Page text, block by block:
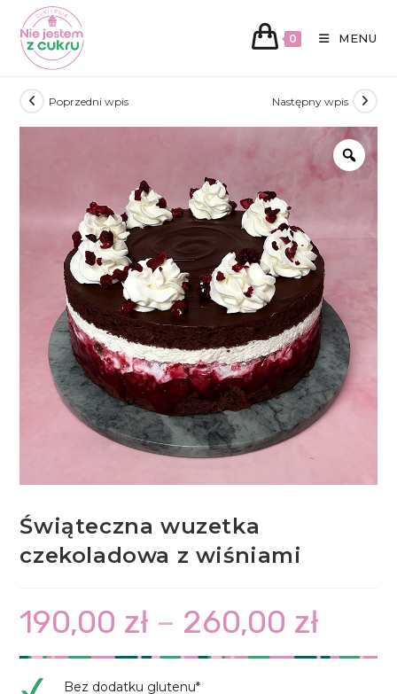
Koniec
0 MENU
Poprzedni wpis Następny wpis
Świąteczna wuzetka
czekoladowa z wiśniami
190,00 zł – 260,00 zł
do
Bez dodatku glutenu*